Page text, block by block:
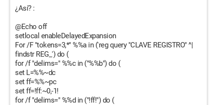
¿Así? :
@Echo off
setlocal enableDelayedExpansion
For /F "tokens=3,*" %%a in ('reg query "CLAVE REGISTRO" ^|
findstr REG_') do (
for /f "delims=" %%c in ("%%b") do (
set L=%%~dc
set ff=%%~pc
set ff=!ff:~0,-1!
for /f "delims=" %%d in ("!ff!") do (